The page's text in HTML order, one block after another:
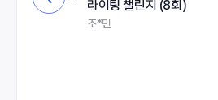
라이팅 챌린지 (8회)
조*민